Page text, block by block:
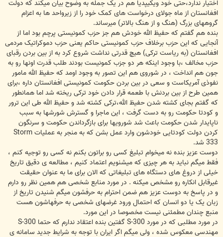
اختیار ندارد،حتی خود ویکیپدیا هم در یک جمله به وضوح بیان میکند که دولت
افغانستان از ماه جولای درخواست های کمک خود را از زیرواحد ها به اعزام
گروههای بزرگ (هنگ و از هنگ بالاتر) میرساند.
بنده هم گفتم که حفیظ الله خودش هم جز حزب کمونیستی پرچم بود اما از
آنجایی که این حزب برخلاف حزب کمونیستی حاکم یعنی حزب دموکراتیک مردمی
افغانستان (به ریاست ترکی) هیچ قدرتی نداشت شروع کرد به از بین بردن رقبای
حزب مخالف ،با وجود اینکه هر دو جزب کمونیست بودند طلب قدرت اونها رو به
جون هم انداخت ، در شوروی هم این تصور به وجود اومد که حفیظ الله مامور
نفوذی آمریکاست و سعی در بین بردن حکومت کمونیستی افغانستان داره ،برای
همین طرح از بین بردنش با طعمه قرار دادن خود ترکی ریخته شد اما همانطور
که گفتم بجای کشته شدن حفیظ الله،ترکی کشته شد و حفیظ الله طی این ترور
و کودتا حکومت رو به دست گرفت ، این ماجرا و گسترش شورشها به سبب
ناپایدار شدن حکومت باعث شد شورویها برای بازگرداندن حکومت و سرنگون
کردن دولت کودتایی خودشون وارد عمل بشن که به منجر به عملیات Storm
333 شد.
دوست عزیز بنده نه میخوام تبلیغ کسی رو براتون بکنم نه کسی رو توجیه کنم ،
فقط میگم نباید به هر چیزی که میشنویم اعتماد کنیم ، مطالعه ی دقیق تاریخ
خیلی از دروغ های دستگاه های تبلیغاتی که الان برای ما به عنوان حقیقت
غیرقابل انکاره رو مشخص میکنه . در مورد منابع شخصی هم همین نظر رو دارم
و در پاسخ به دوست عزیز هم ضمن احترام به حرفشون میگم شنیدن تاریخ از
زبان یک یا دو انسان که احتمال ورود غرضهای شخصی به حرفهاشون هست
منبع چندان مطمئنی نیست مخصوصا در این مورد.
در مورد مطلبی که در مورد S-300 گفتین بنده اعتقاد ندارم که حتما S-300
مهندسی معکوس شده ، ولی میگم اگر ایران با توجه به شرایط جدید سامانه ی